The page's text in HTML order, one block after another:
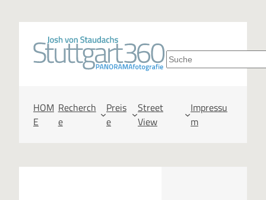
Zum
Inhalt
springen
S
HOM
E
Recherch
e
Preis
e
Street
View
Impressu
m